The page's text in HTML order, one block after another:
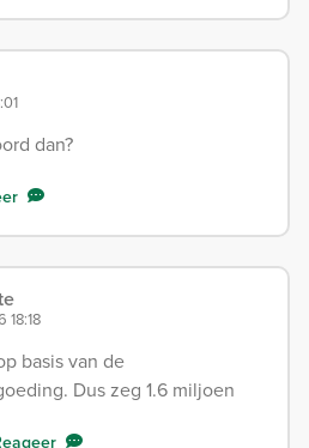
dan?
18:18
basis van de
Dus zeg 1.6 miljoen